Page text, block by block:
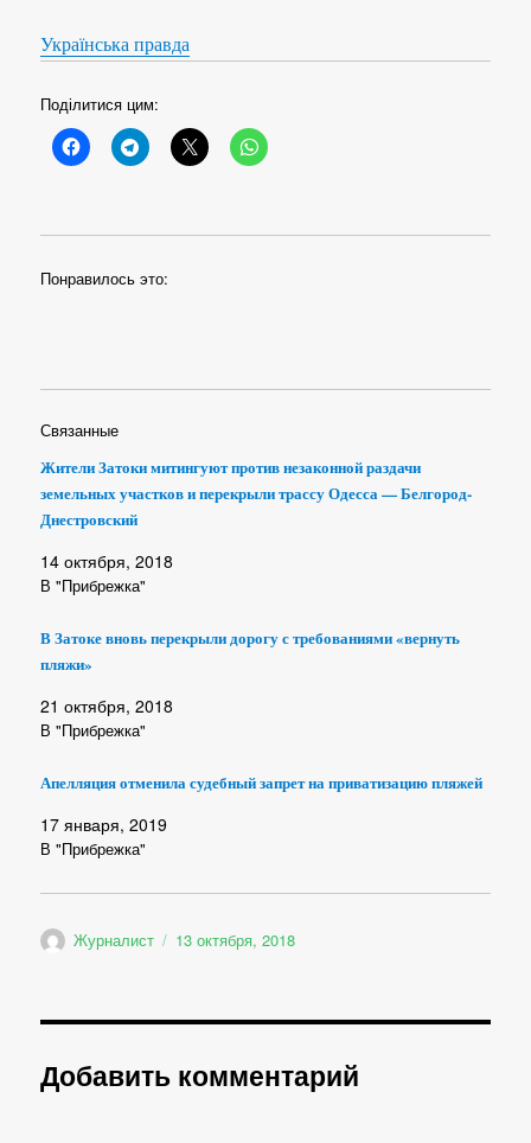
Українська правда
Поділитися цим:
Понравилось это:
Связанные
Жители Затоки митингуют против незаконной раздачи
земельных участков и перекрыли трассу Одесса — Белгород-
Днестровский
14 октября, 2018
В "Прибрежка"
В Затоке вновь перекрыли дорогу с требованиями «вернуть
пляжи»
21 октября, 2018
В "Прибрежка"
Апелляция отменила судебный запрет на приватизацию пляжей
17 января, 2019
В "Прибрежка"
Автор
Журналист Опубликовано
13 октября, 2018
Добавить комментарий